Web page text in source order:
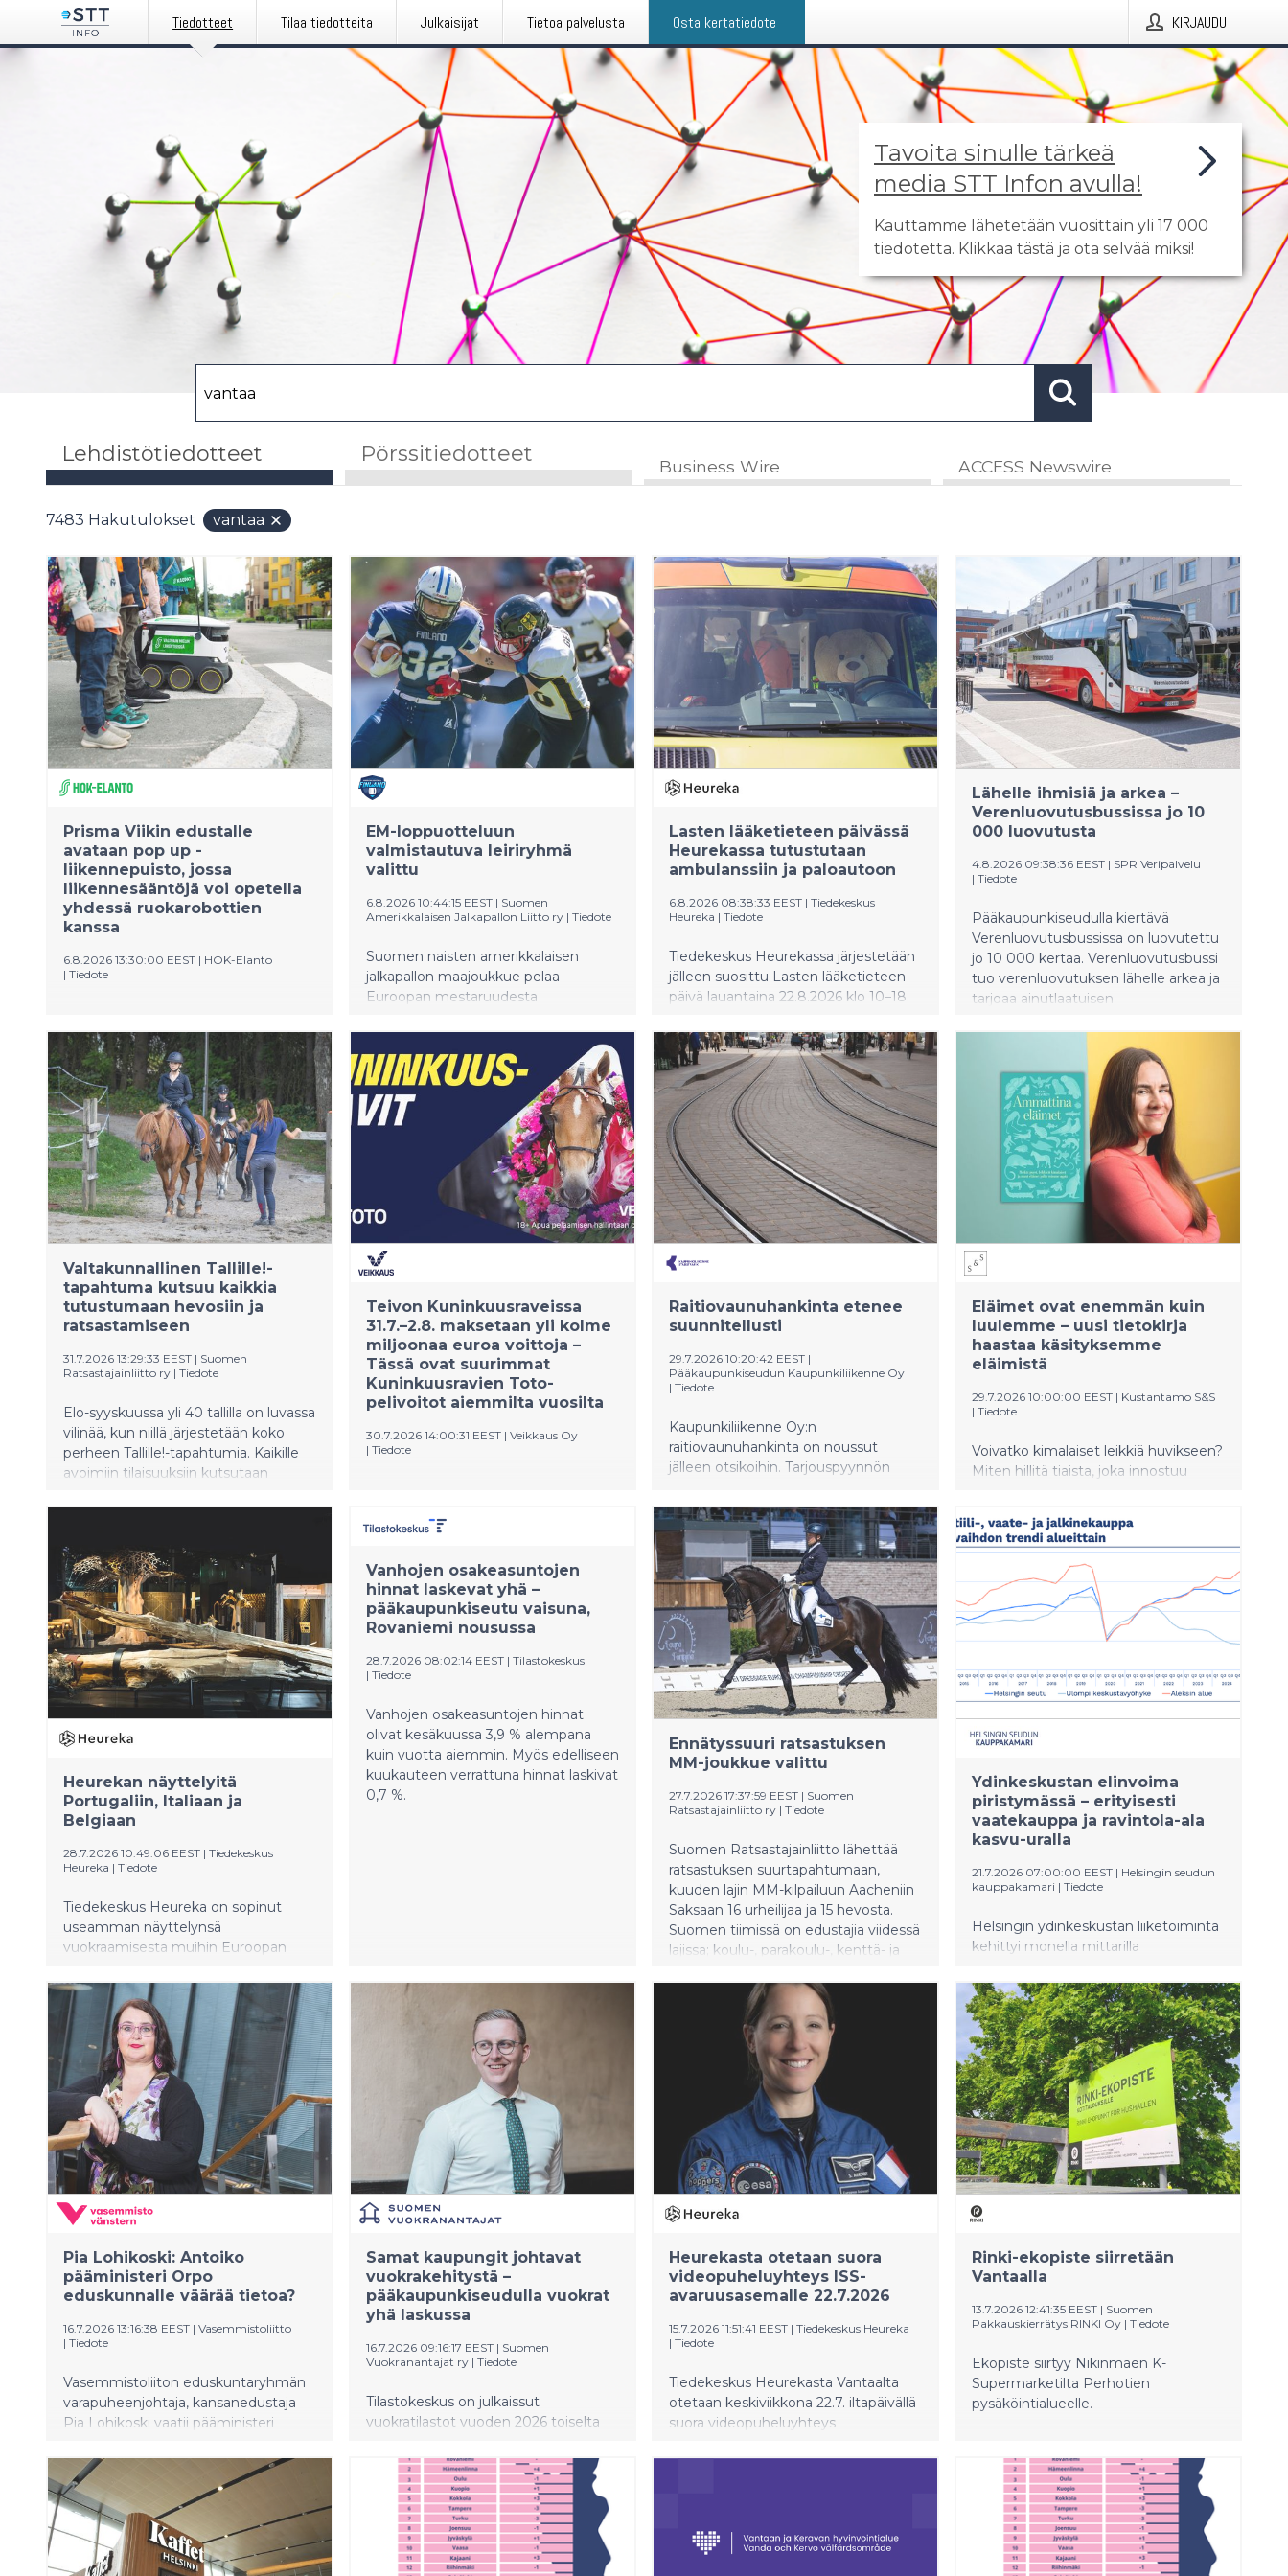
Tiedotteet Tilaa tiedotteita Julkaisijat Tietoa palvelusta Osta kertatiedote KIRJAUDU
Tavoita sinulle tärkeä
media STT Infon avulla!
Kauttamme lähetetään vuosittain yli 17 000
tiedotetta. Klikkaa tästä ja ota selvää miksi!
Lehdistötiedotteet Pörssitiedotteet Business Wire ACCESS Newswire
7483 Hakutulokset vantaa
Prisma Viikin edustalle
avataan pop up -
liikennepuisto, jossa
liikennesääntöjä voi opetella
yhdessä ruokarobottien
kanssa
6.8.2026 13:30:00 EEST | HOK-Elanto
| Tiedote
muistuttaa valppaudesta liikenteessä
rakentamalla Helsingissä Viikin
Prisman edustalle lapsille suunnatun
pop up –liikennepuiston osana S-
ryhmän Valppain mielin liikenteessä -
kampanjaa. Samalla myös
katukuvasta tutut ruokarobotit
levittävät liikenneturvallisuusviestiä
ympäri pääkaupunkiseutua.
EM-loppuotteluun
valmistautuva leiriryhmä
valittu
6.8.2026 10:44:15 EEST | Suomen
Amerikkalaisen Jalkapallon Liitto ry | Tiedote
Suomen naisten amerikkalaisen
jalkapallon maajoukkue pelaa
Euroopan mestaruudesta
elokuuta. Maajoukkueen valmennus
on nyt nimennyt leiriryhmän, joka
aloittaa valmistautumisen EM-
loppuotteluun.
Lasten lääketieteen päivässä
Heurekassa tutustutaan
ambulanssiin ja paloautoon
6.8.2026 08:38:33 EEST | Tiedekeskus
Heureka | Tiedote
Tiedekeskus Heurekassa järjestetään
jälleen suosittu Lasten lääketieteen
päivä lauantaina 22.8.2026 klo 10–18.
terveys-, hyvinvointi- ja
lääketiedeaiheista ohjelmaa koko
perheelle.
Lähelle ihmisiä ja arkea –
Verenluovutusbussissa jo 10
000 luovutusta
4.8.2026 09:38:36 EEST | SPR Veripalvelu
| Tiedote
Pääkaupunkiseudulla kiertävä
Verenluovutusbussissa on luovutettu
jo 10 000 kertaa. Verenluovutusbussi
tuo verenluovutuksen lähelle arkea ja
tarjoaa ainutlaatuisen
Valtakunnallinen Tallille!-
tapahtuma kutsuu kaikkia
tutustumaan hevosiin ja
ratsastamiseen
31.7.2026 13:29:33 EEST | Suomen
Ratsastajainliitto ry | Tiedote
Elo-syyskuussa yli 40 tallilla on luvassa
vilinää, kun niillä järjestetään koko
perheen Tallille!-tapahtumia. Kaikille
avoimiin tilaisuuksiin kutsutaan
talleihin ja monipuoliseen
Ratsastajainliiton jäsenseurat ja -tallit
järjestävät paljon suosiota ja
huomiota herättäneitä Tallille!-
tapahtumia jo kolmannen kerran.
Teivon Kuninkuusraveissa
31.7.–2.8. maksetaan yli kolme
miljoonaa euroa voittoja –
Tässä ovat suurimmat
Kuninkuusravien Toto-
pelivoitot aiemmilta vuosilta
30.7.2026 14:00:31 EEST | Veikkaus Oy
| Tiedote
pelejä useilla miljoonilla euroilla.
miljoonaa euroa. Kuninkuusravien
historiassa on voitettu suuria
voittopotteja.
Raitiovaunuhankinta etenee
suunnitellusti
29.7.2026 10:20:42 EEST |
Pääkaupunkiseudun Kaupunkiliikenne Oy
| Tiedote
Kaupunkiliikenne Oy:n
raitiovaunuhankinta on noussut
jälleen otsikoihin. Tarjouspyynnön
jättänyt Kilpailu- ja kuluttajavirastolle
toimenpidepyynnön, jossa se pyytää
pääkaupunkiseudun
raitiovaunuhankinnan keskeyttämistä
ja tarjouskilpailun järjestämistä
uudelleen.
Eläimet ovat enemmän kuin
luulemme – uusi tietokirja
haastaa käsityksemme
eläimistä
29.7.2026 10:00:00 EEST | Kustantamo S&S
| Tiedote
Voivatko kimalaiset leikkiä huvikseen?
Miten hillitä tiaista, joka innostuu
sillä on nälkä? Entä miksi koiralle ei
kannata heittää palloa? Toimittaja ja
tietokirjailija Anna Sievisen uusi
tietokirja Ammattina eläimet avaa
eläinten maailmaa suomalaisten
tutkijoiden avulla – ja haastaa samalla
erityisyydestään.
Heurekan näyttelyitä
Portugaliin, Italiaan ja
Belgiaan
28.7.2026 10:49:06 EEST | Tiedekeskus
Heureka | Tiedote
Tiedekeskus Heureka on sopinut
useamman näyttelynsä
vuokraamisesta muihin Euroopan
näyttely on menossa Lissaboniin ja
Aivot narikasta! -näyttely Torinoon.
Keväällä 2027 puolestaan Matkalla
avaruudessa -näyttely siirtyy
Heurekasta Mecheleniin, Belgiaan.
Vanhojen osakeasuntojen
hinnat laskevat yhä –
pääkaupunkiseutu vaisuna,
Rovaniemi nousussa
28.7.2026 08:02:14 EEST | Tilastokeskus
| Tiedote
Vanhojen osakeasuntojen hinnat
olivat kesäkuussa 3,9 % alempana
kuin vuotta aiemmin. Myös edelliseen
kuukauteen verrattuna hinnat laskivat
0,7 %.
Ennätyssuuri ratsastuksen
MM-joukkue valittu
27.7.2026 17:37:59 EEST | Suomen
Ratsastajainliitto ry | Tiedote
Suomen Ratsastajainliitto lähettää
ratsastuksen suurtapahtumaan,
kuuden lajin MM-kilpailuun Aacheniin
Saksaan 16 urheilijaa ja 15 hevosta.
Suomen tiimissä on edustajia viidessä
lajissa; koulu-, parakoulu-, kenttä- ja
Kouluratsastuksessa ja vikellyksessä
ratsastajat kilpailevat niin joukkue-
kuin henkilökohtaisista mitaleista, ja
muissa lajeissa henkilökohtaisesta
MM-menestyksestä. Ennätyssuuri
edustusryhmä kertoo ratsastuksen
olympia- ja paralympialajien kuin
muidenkin lajien kansainvälisestä
kehityksestä.
Ydinkeskustan elinvoima
piristymässä – erityisesti
vaatekauppa ja ravintola-ala
kasvu-uralla
21.7.2026 07:00:00 EEST | Helsingin seudun
kauppakamari | Tiedote
Helsingin ydinkeskustan liiketoiminta
kehittyi monella mittarilla
toimipaikkojen määrä on
neljänneksen jäljessä vuotta 2019, käy
ilmi Helsingin seudun kauppakamarin
selvityksestä. Tekstiili-, vaate- ja
jalkinekaupan liikevaihdon kasvu on
jatkunut vahvana toista vuotta
peräkkäin. Myös ravintola- ja
majoitusalan yritykset ovat kasvu-
uralla: ravintoloiden liikevaihto
ydinkeskustassa on kasvanut vuonna
2025 lähes kymmenen prosenttia
verrattuna edelliseen vuoteen.
Hotellien liikevaihto ylittää vuoden
2019 tason.
Pia Lohikoski: Antoiko
pääministeri Orpo
eduskunnalle väärää tietoa?
16.7.2026 13:16:38 EEST | Vasemmistoliitto
| Tiedote
Vasemmistoliiton eduskuntaryhmän
varapuheenjohtaja, kansanedustaja
Pia Lohikoski vaatii pääministeri
kysymyksiin Garden Helsinki -
tapaukseen liittyen. Oppositio pyytää
eduskuntaa koolle käsittelemään
pääministerin toimintaa asiassa.
Samat kaupungit johtavat
vuokrakehitystä –
pääkaupunkiseudulla vuokrat
yhä laskussa
16.7.2026 09:16:17 EEST | Suomen
Vuokranantajat ry | Tiedote
Tilastokeskus on julkaissut
vuokratilastot vuoden 2026 toiselta
asuntojen vuokrat jatkoivat laskuaan
pääkaupunkiseudulla, mutta muualla
Suomessa vuokrat nousivat
maltillisesti. Pääkaupunkiseudulla
vuokrat laskivat 0,3 prosenttia vuoden
takaisesta, kun muualla maassa
Heurekasta otetaan suora
videopuheluyhteys ISS-
avaruusasemalle 22.7.2026
15.7.2026 11:51:41 EEST | Tiedekeskus Heureka
| Tiedote
Tiedekeskus Heurekasta Vantaalta
otetaan keskiviikkona 22.7. iltapäivällä
suora videopuheluyhteys
Puhelussa ranskalainen astronautti
Heurekassa järjestetään
Rinki-ekopiste siirretään
Vantaalla
13.7.2026 12:41:35 EEST | Suomen
Pakkauskierrätys RINKI Oy | Tiedote
Ekopiste siirtyy Nikinmäen K-
Supermarketilta Perhotien
pysäköintialueelle.